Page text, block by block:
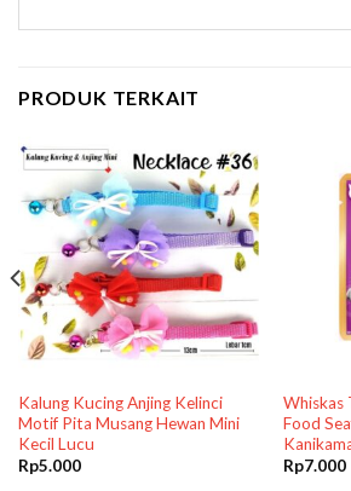
PRODUK TERKAIT
Kalung Kucing Anjing Kelinci
Motif Pita Musang Hewan Mini
Kecil Lucu
Rp5.000
Whiskas
Food
Rp7.000